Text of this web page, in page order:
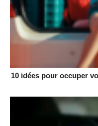
10 idées pour occuper